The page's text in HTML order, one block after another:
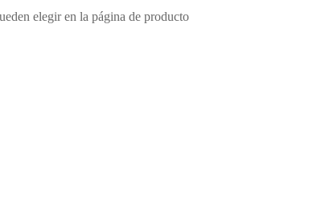
elegir en la página de producto